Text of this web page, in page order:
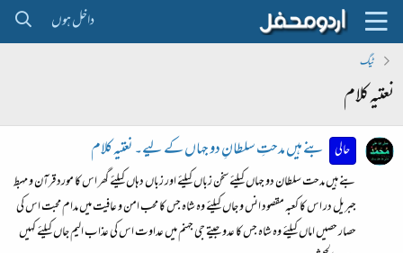
داخل ہوں
ٹیگ
نعتیہ کلام
حالی بنے ہیں مدحتِ سلطانِ دو جہاں کے لیے۔ نعتیہ کلام
بنے ہیں مدحت سلطان دو جہاں کیلئے سخن زباں کیلئے اور زباں دہاں کیلئے گھر اس کا مورد قرآن و مہبط
جبریل در اس کا کعبہ مقصود انس و جاں کیلئے وہ شاہ جس کا محب امن و عافیت میں مدام محبت اس کی
حصار حصیں اماں کیلئے وہ شاہ جس کا عدو جیتے جی جہنم میں عداوت اس کی عذاب الیم جاں کیلئے کہیں